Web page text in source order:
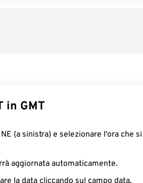
in GMT
(a sinistra) e selezionare l'ora che
aggiornata automaticamente.
la data cliccando sul campo data.